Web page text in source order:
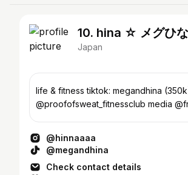
10. hina ☆ メグひ
Japan
life & fitness tiktok: megandhina
@hinnaaaa
@megandhina
Check contact details